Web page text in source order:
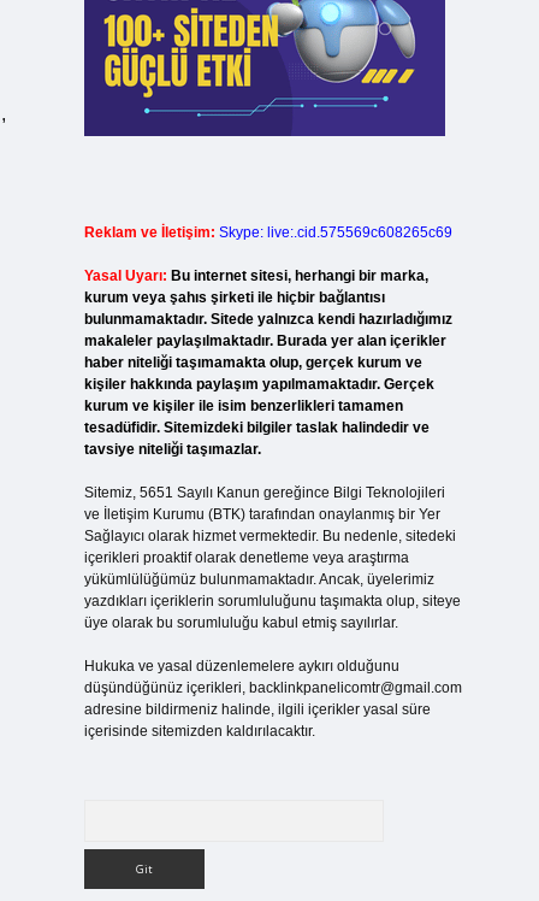
Reklam ve İletişim: Skype: live:.cid.575569c608265c69
Yasal Uyarı: Bu internet sitesi, herhangi bir marka,
kurum veya şahıs şirketi ile hiçbir bağlantısı
bulunmamaktadır. Sitede yalnızca kendi hazırladığımız
makaleler paylaşılmaktadır. Burada yer alan içerikler
haber niteliği taşımamakta olup, gerçek kurum ve
kişiler hakkında paylaşım yapılmamaktadır. Gerçek
kurum ve kişiler ile isim benzerlikleri tamamen
tesadüfidir. Sitemizdeki bilgiler taslak halindedir ve
tavsiye niteliği taşımazlar.
Sitemiz, 5651 Sayılı Kanun gereğince Bilgi Teknolojileri
ve İletişim Kurumu (BTK) tarafından onaylanmış bir Yer
Sağlayıcı olarak hizmet vermektedir. Bu nedenle, sitedeki
içerikleri proaktif olarak denetleme veya araştırma
yükümlülüğümüz bulunmamaktadır. Ancak, üyelerimiz
yazdıkları içeriklerin sorumluluğunu taşımakta olup, siteye
üye olarak bu sorumluluğu kabul etmiş sayılırlar.
Hukuka ve yasal düzenlemelere aykırı olduğunu
düşündüğünüz içerikleri, backlinkpanelicomtr@gmail.com
adresine bildirmeniz halinde, ilgili içerikler yasal süre
içerisinde sitemizden kaldırılacaktır.